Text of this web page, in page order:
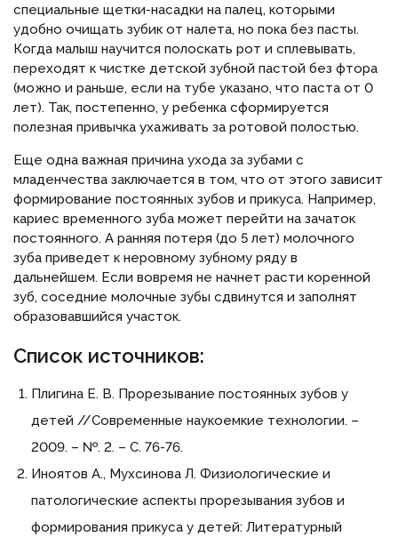
специальные щетки-насадки на палец, которыми
удобно очищать зубик от налета, но пока без пасты.
Когда малыш научится полоскать рот и сплевывать,
переходят к чистке детской зубной пастой без фтора
(можно и раньше, если на тубе указано, что паста от 0
лет). Так, постепенно, у ребенка сформируется
полезная привычка ухаживать за ротовой полостью.
Еще одна важная причина ухода за зубами с
младенчества заключается в том, что от этого зависит
формирование постоянных зубов и прикуса. Например,
кариес временного зуба может перейти на зачаток
постоянного. А ранняя потеря (до 5 лет) молочного
зуба приведет к неровному зубному ряду в
дальнейшем. Если вовремя не начнет расти коренной
зуб, соседние молочные зубы сдвинутся и заполнят
образовавшийся участок.
Список источников:
Плигина Е. В. Прорезывание постоянных зубов у
детей //Современные наукоемкие технологии. –
2009. – №. 2. – С. 76-76.
Иноятов А., Мухсинова Л. Физиологические и
патологические аспекты прорезывания зубов и
формирования прикуса у детей: Литературный